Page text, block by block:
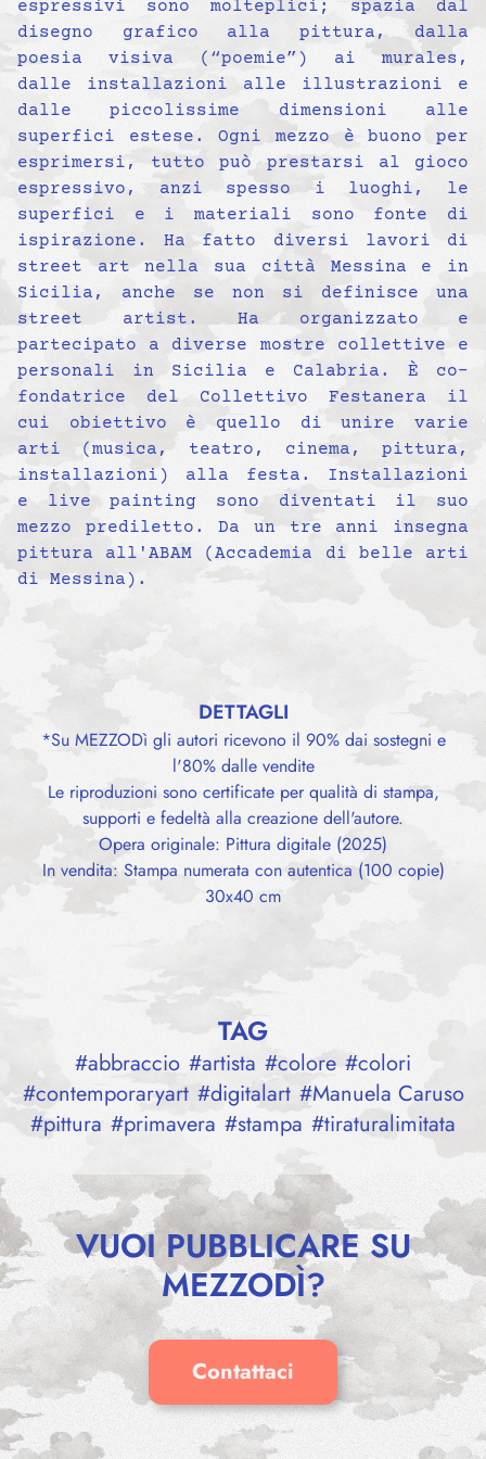
espressivi sono molteplici; spazia dal
disegno grafico alla pittura, dalla
poesia visiva (“poemie”) ai murales,
dalle installazioni alle illustrazioni e
dalle piccolissime dimensioni alle
superfici estese. Ogni mezzo è buono per
esprimersi, tutto può prestarsi al gioco
espressivo, anzi spesso i luoghi, le
superfici e i materiali sono fonte di
ispirazione. Ha fatto diversi lavori di
street art nella sua città Messina e in
Sicilia, anche se non si definisce una
street artist. Ha organizzato e
partecipato a diverse mostre collettive e
personali in Sicilia e Calabria. È co-
fondatrice del Collettivo Festanera il
cui obiettivo è quello di unire varie
arti (musica, teatro, cinema, pittura,
installazioni) alla festa. Installazioni
e live painting sono diventati il suo
mezzo prediletto. Da un tre anni insegna
pittura all'ABAM (Accademia di belle arti
di Messina).
DETTAGLI
*Su MEZZODì gli autori ricevono il 90% dai sostegni e
l'80% dalle vendite
Le riproduzioni sono certificate per qualità di stampa,
supporti e fedeltà alla creazione dell'autore.
Opera originale: Pittura digitale (2025)
In vendita: Stampa numerata con autentica (100 copie)
30x40 cm
TAG
#abbraccio #artista #colore #colori
#contemporaryart #digitalart #Manuela Caruso
#pittura #primavera #stampa #tiraturalimitata
VUOI PUBBLICARE SU
MEZZODÌ?
Contattaci
UNFOLD YOURSELF
FEBEA